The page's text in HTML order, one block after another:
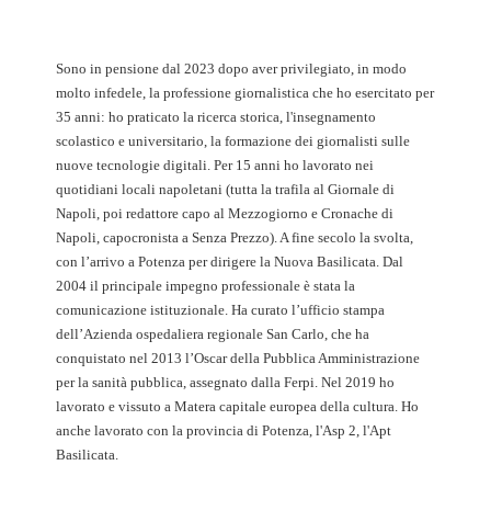
Sono in pensione dal 2023 dopo aver privilegiato, in modo
molto infedele, la professione giornalistica che ho esercitato per
35 anni: ho praticato la ricerca storica, l'insegnamento
scolastico e universitario, la formazione dei giornalisti sulle
nuove tecnologie digitali. Per 15 anni ho lavorato nei
quotidiani locali napoletani (tutta la trafila al Giornale di
Napoli, poi redattore capo al Mezzogiorno e Cronache di
Napoli, capocronista a Senza Prezzo). A fine secolo la svolta,
con l’arrivo a Potenza per dirigere la Nuova Basilicata. Dal
2004 il principale impegno professionale è stata la
comunicazione istituzionale. Ha curato l’ufficio stampa
dell’Azienda ospedaliera regionale San Carlo, che ha
conquistato nel 2013 l’Oscar della Pubblica Amministrazione
per la sanità pubblica, assegnato dalla Ferpi. Nel 2019 ho
lavorato e vissuto a Matera capitale europea della cultura. Ho
anche lavorato con la provincia di Potenza, l'Asp 2, l'Apt
Basilicata.